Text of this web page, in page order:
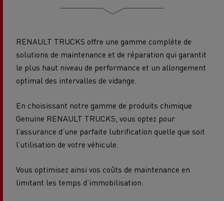
RENAULT TRUCKS offre une gamme complète de
solutions de maintenance et de réparation qui garantit
le plus haut niveau de performance et un allongement
optimal des intervalles de vidange.
En choisissant notre gamme de produits chimique
Genuine RENAULT TRUCKS, vous optez pour
l’assurance d’une parfaite lubrification quelle que soit
l’utilisation de votre véhicule.
Vous optimisez ainsi vos coûts de maintenance en
limitant les temps d’immobilisation.